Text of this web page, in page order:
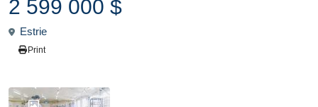
2 599 000 $
Estrie
Print